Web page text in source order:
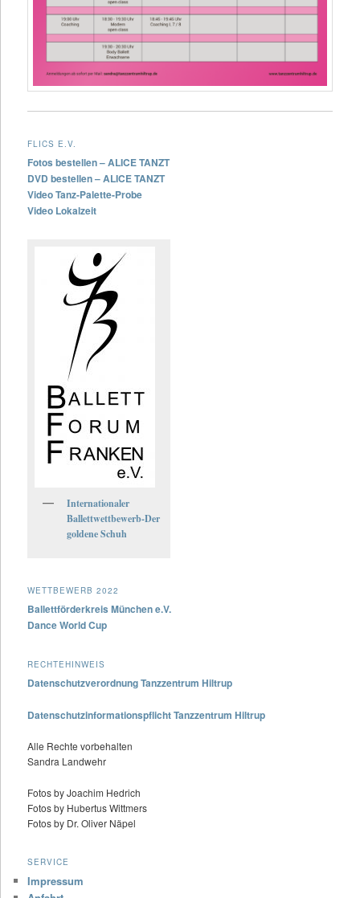
FLICS E.V.
Fotos bestellen – ALICE TANZT
DVD bestellen – ALICE TANZT
Video Tanz-Palette-Probe
Video Lokalzeit
Internationaler
Ballettwettbewerb-Der
goldene Schuh
WETTBEWERB 2022
Ballettförderkreis München e.V.
Dance World Cup
RECHTEHINWEIS
Datenschutzverordnung Tanzzentrum Hiltrup
Datenschutzinformationspflicht Tanzzentrum Hiltrup
Alle Rechte vorbehalten
Sandra Landwehr
Fotos by Joachim Hedrich
Fotos by Hubertus Wittmers
Fotos by Dr. Oliver Näpel
SERVICE
Impressum